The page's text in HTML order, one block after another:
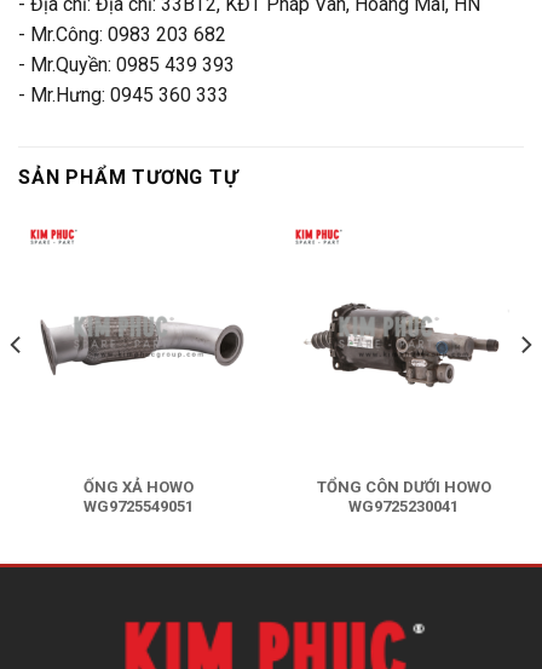
- Mr.Công: 0983 203 682
- Mr.Quyền: 0985 439 393
- Mr.Hưng: 0945 360 333
SẢN PHẨM TƯƠNG TỰ
ỐNG XẢ HOWO
WG9725549051
TỔNG CÔN DƯỚI HOWO
WG9725230041